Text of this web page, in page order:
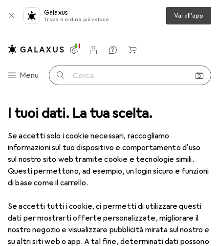
I tuoi dati. La tua scelta.
Se accetti solo i cookie necessari, raccogliamo
informazioni sul tuo dispositivo e comportamento d'uso
sul nostro sito web tramite cookie e tecnologie simili.
Questi permettono, ad esempio, un login sicuro e funzioni
di base come il carrello.
Se accetti tutti i cookie, ci permetti di utilizzare questi
dati per mostrarti offerte personalizzate, migliorare il
nostro negozio e visualizzare pubblicità mirata sul nostro e
su altri siti web o app. A tal fine, determinati dati possono
Galaxus
Trova e ordina più veloce Vai all'app
Categoria Navigazione
Menu Cerca
Impostazioni
Conto cliente
Liste di confronto
Liste dei desideri
Carrello
Lenti a contatto Air Optix HydraGlyde per l'astigmatismo 6
1 Immagine
Air Optix HydraGlyde per
-1, Obiettivo mensile, 6 pz., Torico
Prezzo in EUR IVA incl.
EUR
59,22 EUR
9,87/1pz.